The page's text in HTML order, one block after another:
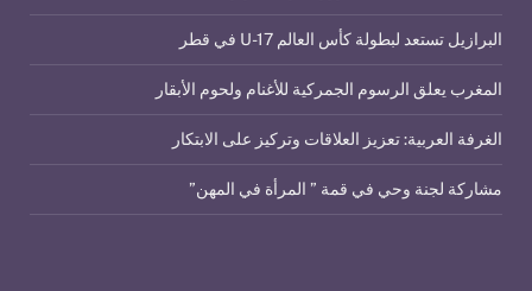
البرازيل تستعد لبطولة كأس العالم U-17 في قطر
المغرب يعلق الرسوم الجمركية للأغنام ولحوم الأبقار
الغرفة العربية: تعزيز العلاقات وتركيز على الابتكار
مشاركة لجنة وحي في قمة ” المرأة في المهن”